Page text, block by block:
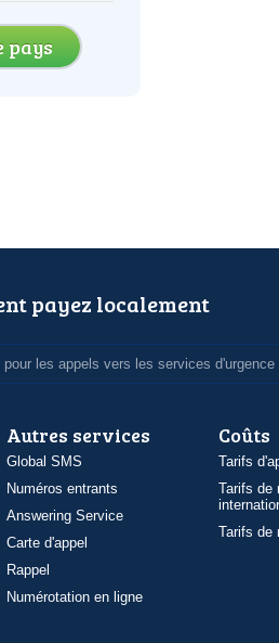
pays
payez localement
les appels vers les services d'urgence
Autres services
Global SMS
Numéros entrants
Answering Service
Carte d'appel
Rappel
Numérotation en ligne
Coûts
Tarifs
Tarifs de
Tarifs de